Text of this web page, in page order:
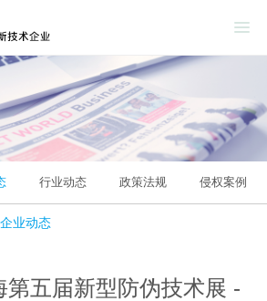
行业动态 政策法规 侵权案例
企业动态
第五届新型防伪技术展 -